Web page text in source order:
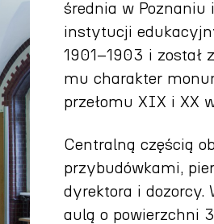
średnia w Poznaniu
instytucji
1901–1903 i został
mu charakter
przełomu XIX i XX
Centralną częścią
przybudówkami,
dyrektora i dozorcy.
aulą o powierzchni